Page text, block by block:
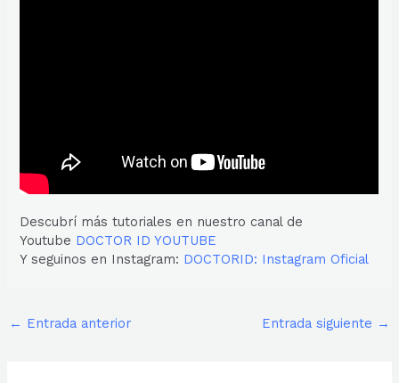
Descubrí más tutoriales en nuestro canal de
Youtube DOCTOR ID YOUTUBE
Y seguinos en Instagram: DOCTORID: Instagram Oficial
← Entrada anterior Entrada siguiente →